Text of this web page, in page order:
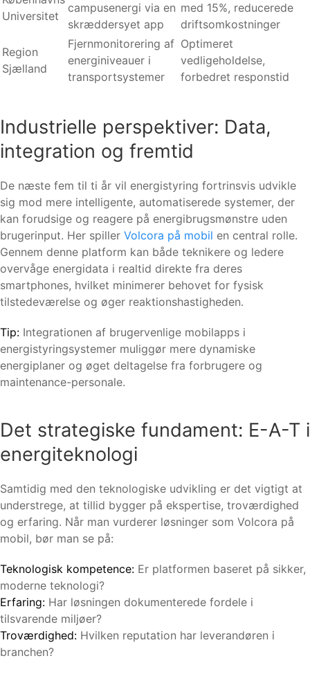
Universitet
campusenergi via en
skræddersyet app
med 15%, reducerede
driftsomkostninger
Region
Sjælland
Fjernmonitorering af
energiniveauer i
transportsystemer
Optimeret
vedligeholdelse,
forbedret responstid
Industrielle perspektiver: Data,
integration og fremtid
De næste fem til ti år vil energistyring fortrinsvis udvikle
sig mod mere intelligente, automatiserede systemer, der
kan forudsige og reagere på energibrugsmønstre uden
brugerinput. Her spiller Volcora på mobil en central rolle.
Gennem denne platform kan både teknikere og ledere
overvåge energidata i realtid direkte fra deres
smartphones, hvilket minimerer behovet for fysisk
tilstedeværelse og øger reaktionshastigheden.
Tip: Integrationen af brugervenlige mobilapps i
energistyringsystemer muliggør mere dynamiske
energiplaner og øget deltagelse fra forbrugere og
maintenance-personale.
Det strategiske fundament: E-A-T i
energiteknologi
Samtidig med den teknologiske udvikling er det vigtigt at
understrege, at tillid bygger på ekspertise, troværdighed
og erfaring. Når man vurderer løsninger som Volcora på
mobil, bør man se på:
Teknologisk kompetence: Er platformen baseret på sikker,
moderne teknologi?
Erfaring: Har løsningen dokumenterede fordele i
tilsvarende miljøer?
Troværdighed: Hvilken reputation har leverandøren i
branchen?